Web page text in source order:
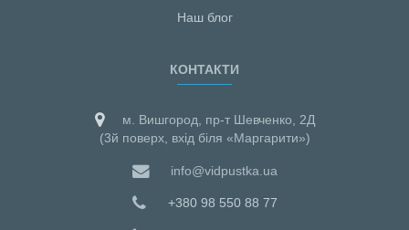
Наш блог
КОНТАКТИ
м. Вишгород, пр-т Шевченко, 2Д
(3й поверх, вхід біля «Маргарити»)
info@vidpustka.ua
+380 98 550 88 77